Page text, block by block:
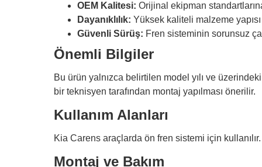
OEM Kalitesi: Orijinal ekipman
Dayanıklılık: Yüksek kaliteli malzeme
Güvenli Sürüş: Fren sisteminin sorunsuz
Önemli Bilgiler
Bu ürün yalnızca belirtilen model yılı ve
bir teknisyen tarafından montaj yapılması önerilir.
Kullanım Alanları
Kia Carens araçlarda ön fren sistemi için
Montaj ve Bakım